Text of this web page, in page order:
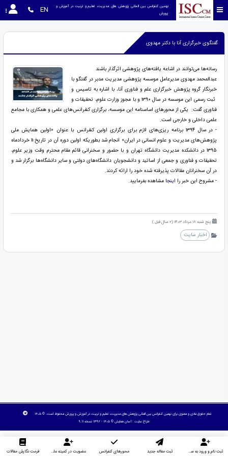
پرورش
EN
گفتگوی خبرگزاری آنا با دکتر مهدوی
رسانه‌ها می‌توانند در اشاعه یافته‌های پژوهشی اثرگذار باشند
عبدالمحمد مهدوی مدیرعامل موسسه پژوهشی مدیریت مدبر در گفتگو با
خبرنگار گروه پژوهش خبرگزاری علم و فناوری آنا، با اشاره به تاسیس و
ثبت رسمی این موسسه در سال ۱۳۹۰ و با مجوز وزارت علوم، تحقیقات و
فناوری گفت: یکی از محور‌های اساسنامه این موسسه، برگزاری کنفرانس‌های علمی و همکاری با مجامع
علمی داخلی و خارجی است.
- در سال ۱۳۹۴ برنامه ریزی‌های لازم برای برگزاری اولین کنفرانس با عنوان «اولین همایش ملی
پژوهش‌های مدیریت و علوم انسانی در ایران» انجام شد بطوریکه اولین دوره آن در تاریخ ۱۱ خردادماه
۱۳۹۵ در دانشکده مدیریت دانشگاه تهران و با حضور و سخنرانی قائم مقام محترم وقت وزیر علوم،
تحقیقات و فناوری و جمعی از اساتید و دانشجویان دانشگاه‌های دولتی و سایر دانشگاه‌ها برگزار شد و
در آن سخنرانان مقالات پذیرفته شده خود را ارائه کردند.
- مشروح این خبر را اینجا مشاهده بفرمایید.
پنج شنبه 18 مرداد 1403 (2 سال قبل )
اخبار سایت
تمام حقوق مادی و معنوی برای نهمین کنفرانس بین المللی پژوهش های مدیریت، تعلیم و تربیت در آموزش و پرورش محفوظ است. © ۱۴۰۵
طراح سایت :آسان همایش © ۱۴۰۵ - 1392 نسخه 9.11
ثبت نام و ورود به سایت ثبت مقاله جدید محورهای کنفرانس عضویت در کمیته علمی داوران فرمت نگارش مقالات